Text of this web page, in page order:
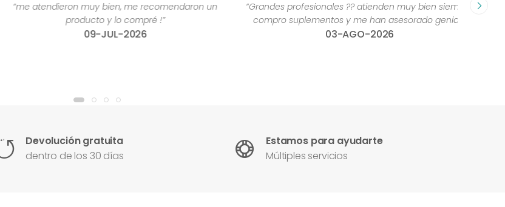
“me atendieron muy bien, me recomendaron un
producto y lo compré !”
09-JUL-2026
“Grandes profesionales ?? atienden muy bien siempre,
compro suplementos y me han asesorado genial ”
03-AGO-2026
Devolución gratuita
dentro de los 30 días
Estamos para ayudarte
Múltiples servicios